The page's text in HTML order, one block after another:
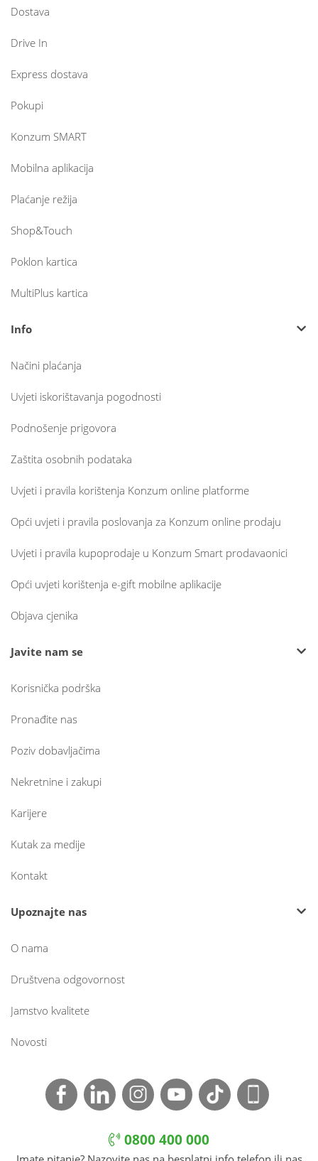
Dostava
Drive In
Express dostava
Pokupi
Konzum SMART
Mobilna aplikacija
Plaćanje režija
Shop&Touch
Poklon kartica
MultiPlus kartica
Info
Načini plaćanja
Uvjeti iskorištavanja pogodnosti
Podnošenje prigovora
Zaštita osobnih podataka
Uvjeti i pravila korištenja Konzum online platforme
Opći uvjeti i pravila poslovanja za Konzum online prodaju
Uvjeti i pravila kupoprodaje u Konzum Smart prodavaonici
Opći uvjeti korištenja e-gift mobilne aplikacije
Objava cjenika
Javite nam se
Korisnička podrška
Pronađite nas
Poziv dobavljačima
Nekretnine i zakupi
Karijere
Kutak za medije
Kontakt
Upoznajte nas
O nama
Društvena odgovornost
Jamstvo kvalitete
Novosti
0800 400 000